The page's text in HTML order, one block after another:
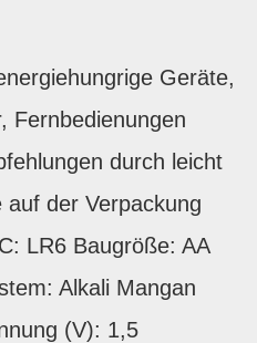
Geräte,
Fernbedienungen
durch leicht
der Verpackung
LR6 Baugröße: AA
Alkali Mangan
(V): 1,5